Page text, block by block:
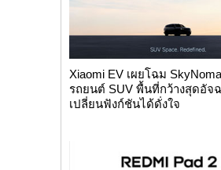
Xiaomi EV เผยโฉม
รถยนต์ SUV พื้นที่กว้างสุดอัจ
เปลี่ยนฟังก์ชันได้ดั่งใจ